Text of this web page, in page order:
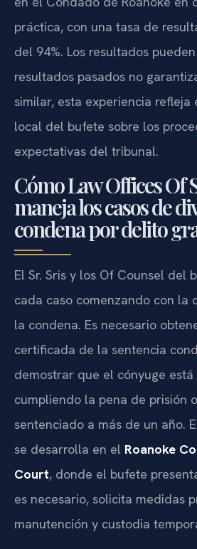
práctica, con una tasa de
del 94%. Los resultados
resultados pasados no
similar, esta experiencia refleja
local del bufete sobre los
expectativas del tribunal.
Cómo Law Offices Of
maneja los casos de
condena por delito
El Sr. Sris y los Of Counsel del
cada caso comenzando con la
la condena. Es necesario
certificada de la sentencia
demostrar que el cónyuge
cumpliendo la pena de prisión
sentenciado a más de un año.
se desarrolla en el Roanoke
Court, donde el bufete
es necesario, solicita medidas
manutención y custodia